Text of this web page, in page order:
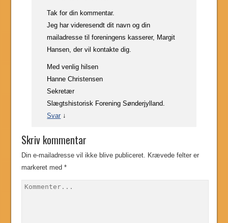
Tak for din kommentar.
Jeg har videresendt dit navn og din
mailadresse til foreningens kasserer, Margit
Hansen, der vil kontakte dig.
Med venlig hilsen
Hanne Christensen
Sekretær
Slægtshistorisk Forening Sønderjylland.
Svar ↓
Skriv kommentar
Din e-mailadresse vil ikke blive publiceret. Krævede felter er
markeret med*